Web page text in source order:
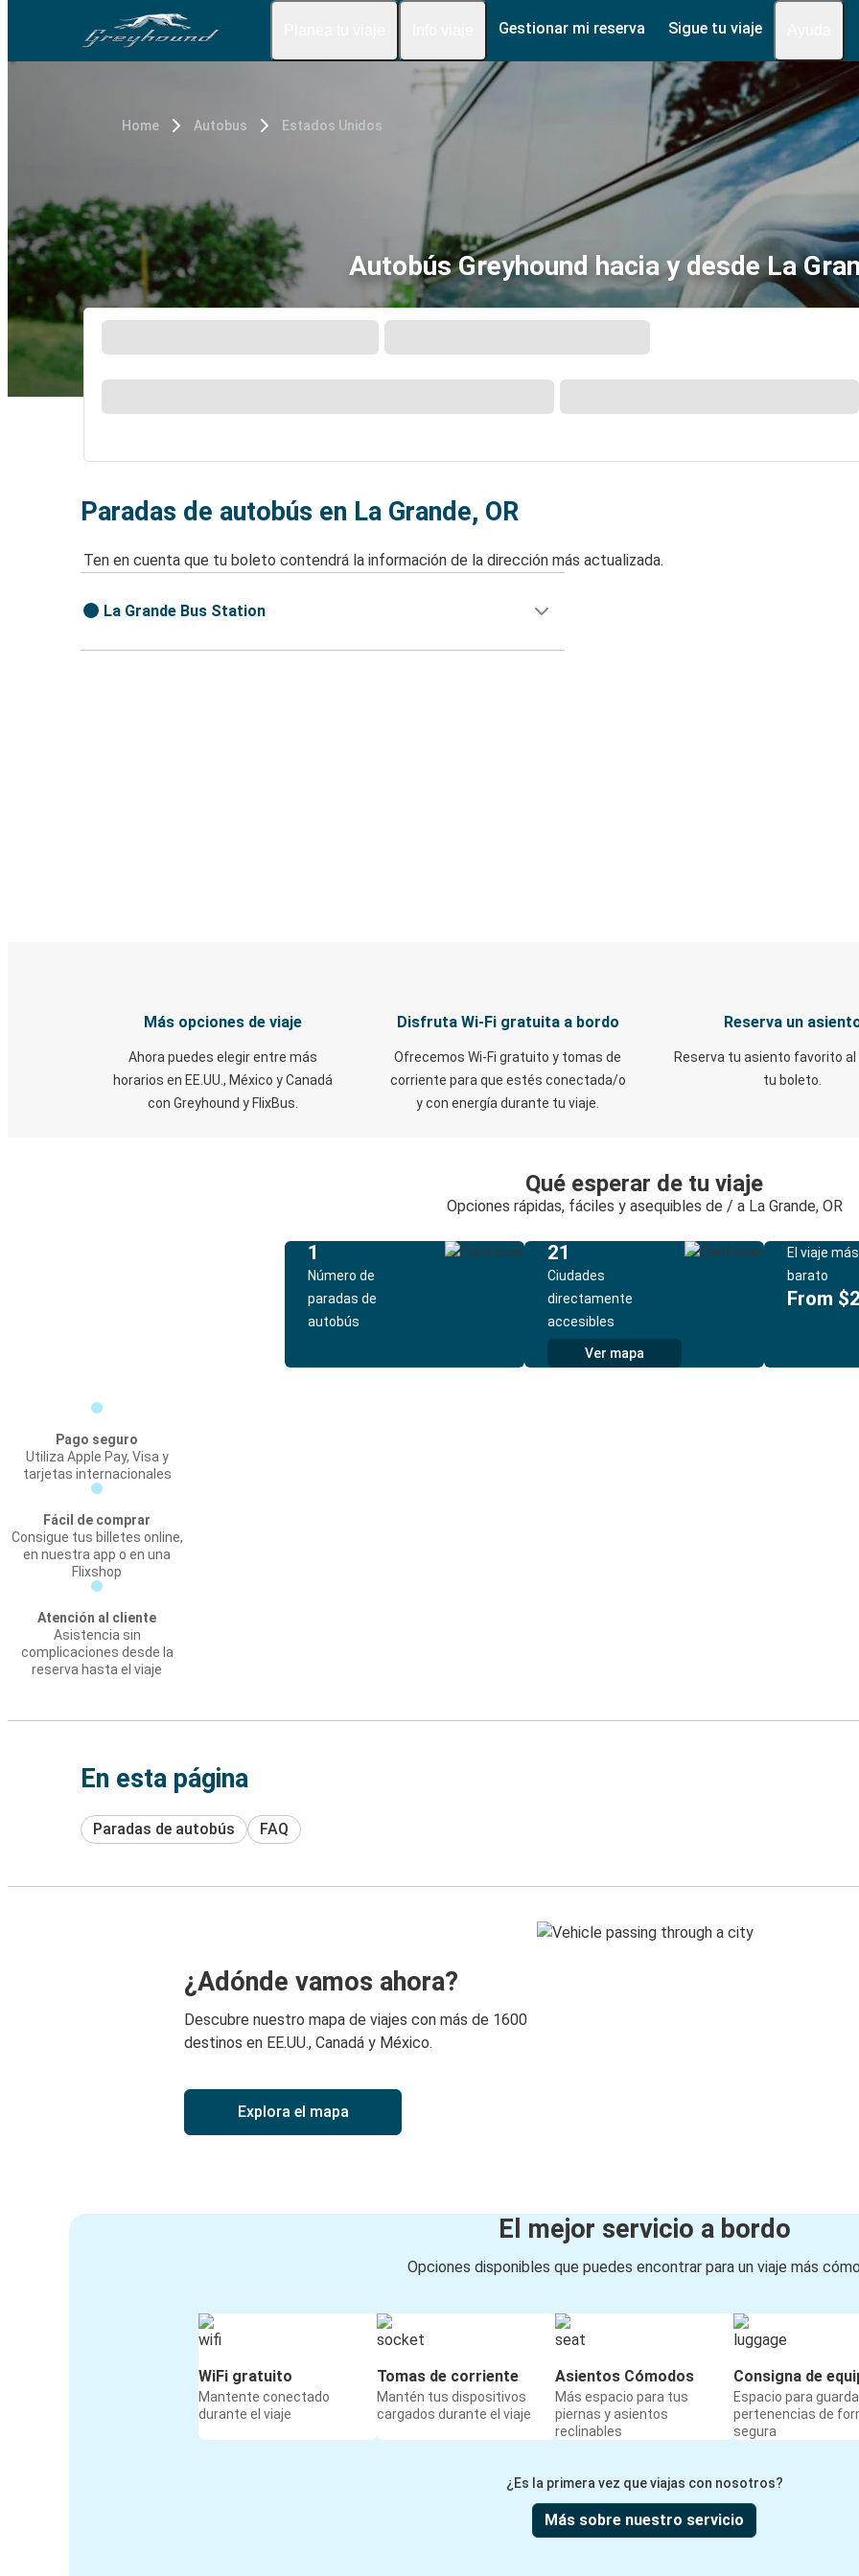
Gestionar mi reserva Sigue tu viaje
Home Autobus Estados Unidos
Autobús Greyhound hacia y desde La
Paradas de autobús en La Grande, OR
Ten en cuenta que tu boleto contendrá la información de la dirección más actualizada.
La Grande Bus Station
Más opciones de viaje
Ahora puedes elegir entre más
horarios en EE.UU., México y Canadá
con Greyhound y FlixBus.
Disfruta Wi-Fi gratuita a bordo
Ofrecemos Wi-Fi gratuito y tomas de
corriente para que estés conectada/o
y con energía durante tu viaje.
Reserva un
Reserva tu asiento favorito al
tu boleto.
Qué esperar de tu viaje
Opciones rápidas, fáciles y asequibles de / a La Grande, OR
1
Número de
paradas de
autobús
21
Ciudades
directamente
accesibles
Ver mapa
El viaje más
barato
From
Pago seguro
Utiliza Apple Pay, Visa y
tarjetas internacionales
Fácil de comprar
Consigue tus billetes online,
en nuestra app o en una
Flixshop
Atención al cliente
Asistencia sin
complicaciones desde la
reserva hasta el viaje
En esta página
Paradas de autobús FAQ
¿Adónde vamos ahora?
Descubre nuestro mapa de viajes con más de 1600
destinos en EE.UU., Canadá y México.
Explora el mapa
El mejor servicio a bordo
Opciones disponibles que puedes encontrar para un viaje más
WiFi gratuito
Mantente conectado
durante el viaje
Tomas de corriente
Mantén tus dispositivos
cargados durante el viaje
Asientos Cómodos
Más espacio para tus
piernas y asientos
reclinables
Consigna de
Espacio para
pertenencias de
segura
¿Es la primera vez que viajas con nosotros?
Más sobre nuestro servicio